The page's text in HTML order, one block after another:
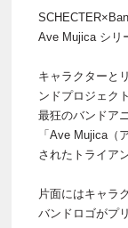
Ave Mujica シリ
キャラクターと
ンドプロジェク
最狂のバンドア
「Ave Mujica（
されたトライア
片面にはキャラ
バンドロゴがプ